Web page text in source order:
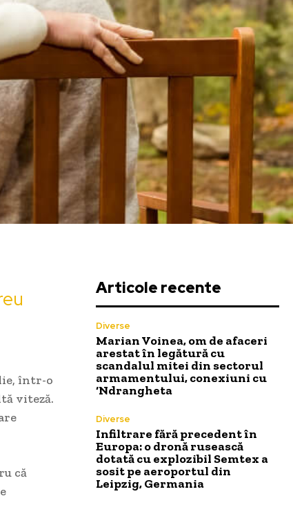
într-o
viteză.
că
Articole recente
Diverse
Marian Voinea, om de afaceri
arestat în legătură cu
scandalul mitei din sectorul
armamentului, conexiuni cu
‘Ndrangheta
Diverse
Infiltrare fără precedent în
Europa: o dronă rusească
dotată cu explozibil Semtex a
sosit pe aeroportul din
Leipzig, Germania